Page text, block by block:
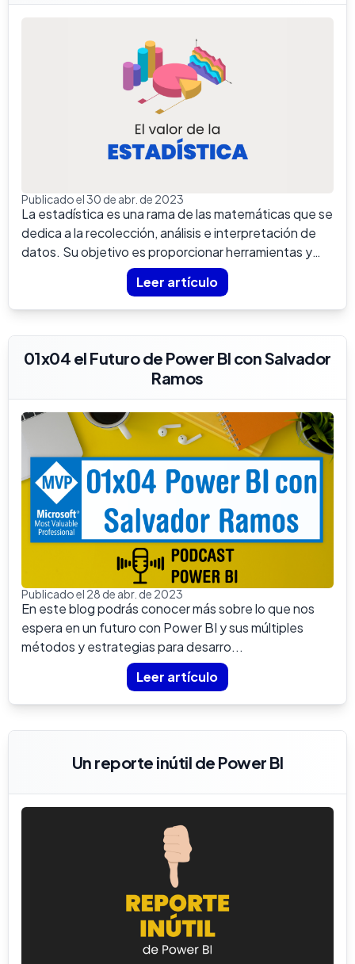
Publicado el 30 de abr. de 2023
La estadística es una rama de las matemáticas que se
dedica a la recolección, análisis e interpretación de
datos. Su objetivo es proporcionar herramientas y
Leer artículo
01x04 el Futuro de Power BI con Salvador
Ramos
Publicado el 28 de abr. de 2023
En este blog podrás conocer más sobre lo que nos
espera en un futuro con Power BI y sus múltiples
métodos y estrategias para desarro...
Leer artículo
Un reporte inútil de Power BI